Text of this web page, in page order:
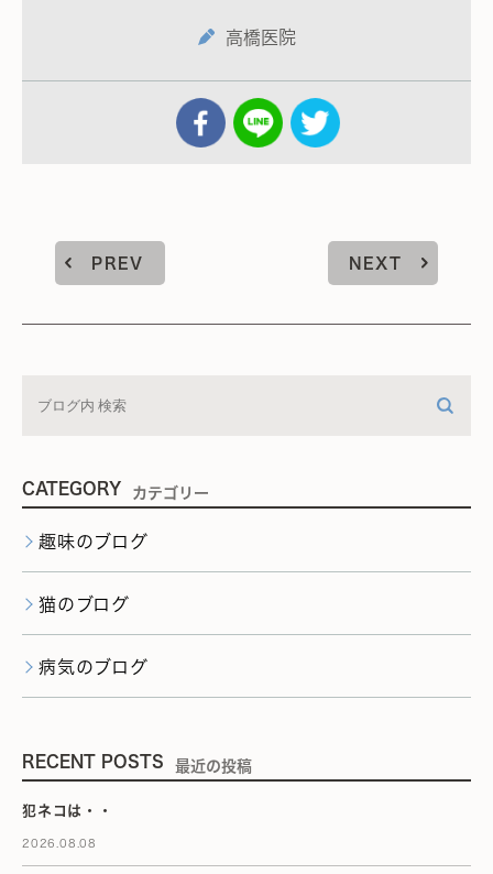
高橋医院
PREV NEXT
CATEGORY カテゴリー
趣味のブログ
猫のブログ
病気のブログ
RECENT POSTS 最近の投稿
犯ネコは・・
2026.08.08